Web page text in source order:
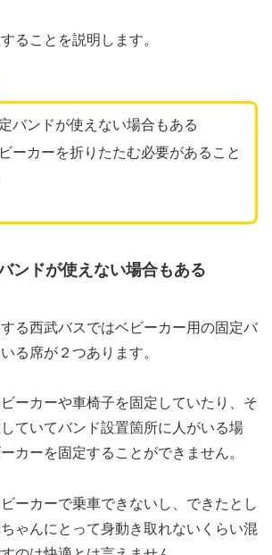
ることを説明します。
バンドが使えない場合もある
ーカーを折りたたむ必要があること
ンドが使えない場合もある
る西武バスではベビーカー用の固定バ
る席が２つあります。
ーカーや車椅子を固定していたり、そ
ていてバンド設置箇所に人がいる場
カーを固定することができません。
ーカーで乗車できないし、できたとし
ゃんにとって身動き取れないくらい混